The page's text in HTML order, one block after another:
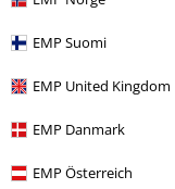
EMP Suomi
EMP United Kingdom
EMP Danmark
EMP Österreich